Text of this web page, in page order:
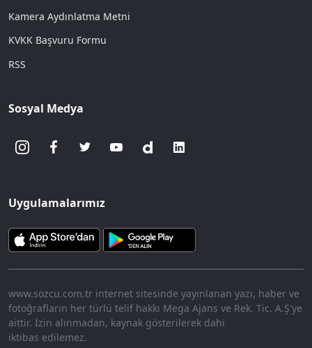
Kamera Aydınlatma Metni
KVKK Başvuru Formu
RSS
Sosyal Medya
Uygulamalarımız
www.sozcu.com.tr internet sitesinde yayınlanan yazı, haber ve
fotoğrafların her türlü telif hakkı Mega Ajans ve Rek. Tic. A.Ş'ye
aittir. İzin alınmadan, kaynak gösterilerek dahi
iktibas edilemez.